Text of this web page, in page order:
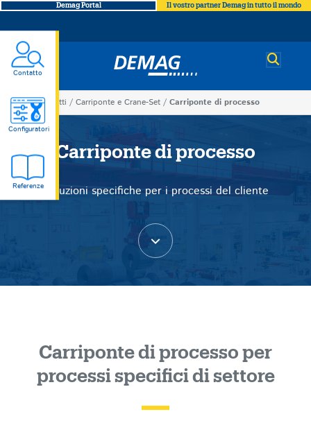
Demag Portal Il vostro partner Demag in tutto il mondo
Demag
You
are
here
Prodotti Carriponte e Crane-Set Carriponte di processo
Contatto
Configuratori
Referenze
Carriponte
di
processo
Carriponte di processo
Soluzioni specifiche per i processi del cliente
Carriponte di processo per
processi specifici di settore